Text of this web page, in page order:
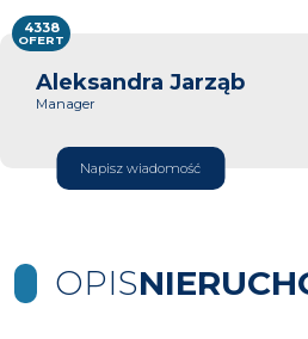
Aleksandra Jarząb
Manager
Napisz wiadomość
4338
OFERT
OPIS